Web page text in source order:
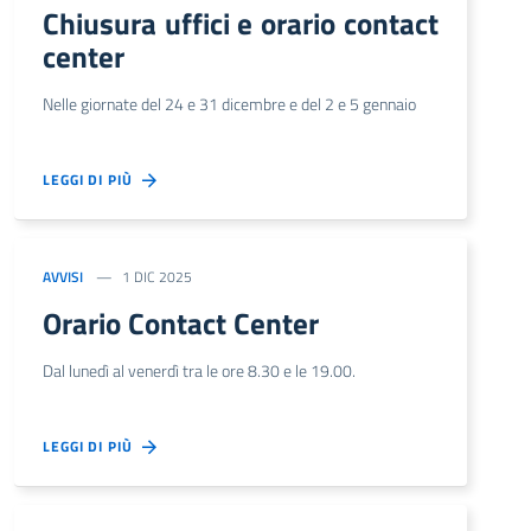
Chiusura uffici e orario contact
center
Nelle giornate del 24 e 31 dicembre e del 2 e 5 gennaio
LEGGI DI PIÙ
AVVISI 1 DIC 2025
Orario Contact Center
Dal lunedì al venerdì tra le ore 8.30 e le 19.00.
LEGGI DI PIÙ